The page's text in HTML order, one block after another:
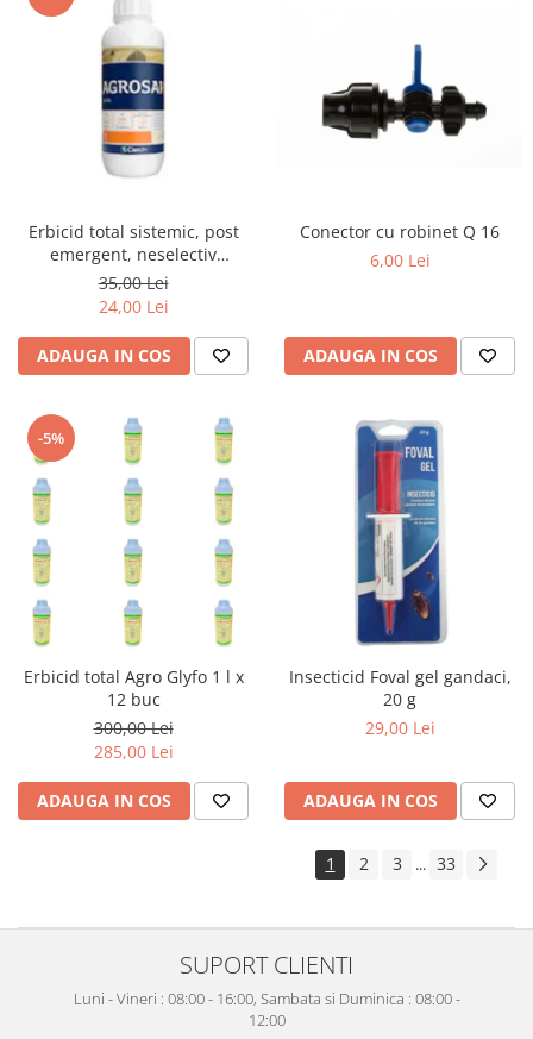
Erbicid total sistemic, post
emergent, neselectiv
(buruieni monocotiledonate si
dicotiledonate, anuale si
perene), Agrosar360 SL,
35,00 Lei
24,00 Lei
ADAUGA IN COS
Conector cu robinet Q 16
6,00 Lei
ADAUGA IN COS
-5%
Erbicid total Agro Glyfo 1 l x
12 buc
300,00 Lei
285,00 Lei
ADAUGA IN COS
Insecticid Foval gel gandaci,
20 g
29,00 Lei
ADAUGA IN COS
1 2 3 ... 33
SUPORT CLIENTI
Luni - Vineri : 08:00 - 16:00, Sambata si Duminica : 08:00 -
12:00